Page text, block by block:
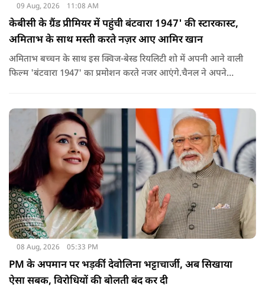
09 Aug, 2026 11:08 AM
केबीसी के ग्रैंड प्रीमियर में पहुंची बंटवारा 1947' की स्टारकास्ट,
अमिताभ के साथ मस्ती करते नज़र आए आमिर खान
अमिताभ बच्चन के साथ इस क्विज-बेस्ड रियलिटी शो में अपनी आने वाली
फिल्म 'बंटवारा 1947' का प्रमोशन करते नजर आएंगे.चैनल ने अपने
दिख रहे हैं.
08 Aug, 2026 05:33 PM
PM के अपमान पर भड़कींं देवोलिना भट्टाचार्जी, अब सिखाया
ऐसा सबक, विरोधियों की बोलती बंद कर दी